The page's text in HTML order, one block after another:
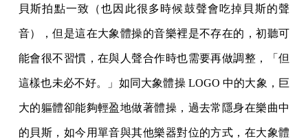
貝斯拍點一致（也因此很多時候鼓聲會吃掉貝斯的聲
音），但是這在大象體操的音樂裡是不存在的，初聽可
能會很不習慣，在與人聲合作時也需要再做調整，「但
這樣也未必不好。」如同大象體操 LOGO 中的大象，巨
大的軀體卻能夠輕盈地做著體操，過去常隱身在樂曲中
的貝斯，如今用單音與其他樂器對位的方式，在大象體